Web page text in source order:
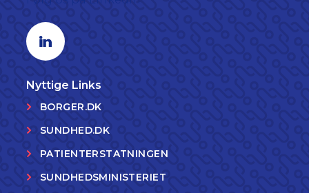
Linkedin profil
Nyttige Links
BORGER.DK
SUNDHED.DK
PATIENTERSTATNINGEN
SUNDHEDSMINISTERIET